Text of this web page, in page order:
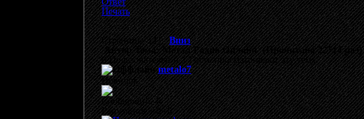
Печать
Страницы: [1]Вниз
АвторТема: Метал Радио Онлайн (Прочитано 22714 раз)
0 Пользователей и 1 Гость просматривают эту тему.
metalo7
Новичок
Сообщений: 0
Репутация: +0/-0